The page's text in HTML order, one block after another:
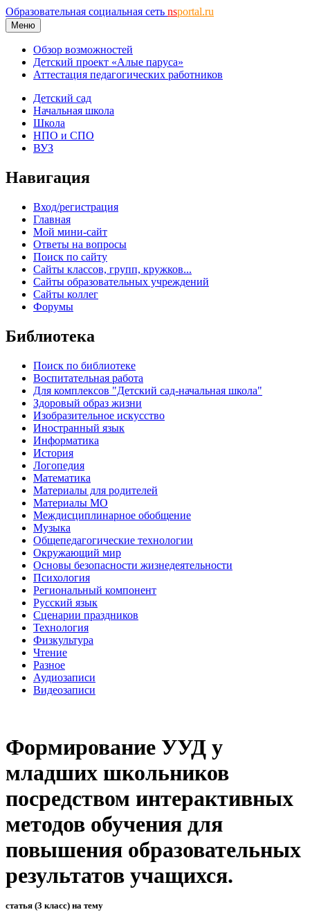
Образовательная социальная сеть nsportal.ru
Меню
Обзор возможностей
Детский проект «Алые паруса»
Аттестация педагогических работников
Детский сад
Начальная школа
Школа
НПО и СПО
ВУЗ
Навигация
Вход/регистрация
Главная
Мой мини-сайт
Ответы на вопросы
Поиск по сайту
Сайты классов, групп, кружков...
Сайты образовательных учреждений
Сайты коллег
Форумы
Библиотека
Поиск по библиотеке
Воспитательная работа
Для комплексов "Детский сад-начальная школа"
Здоровый образ жизни
Изобразительное искусство
Иностранный язык
Информатика
История
Логопедия
Математика
Материалы для родителей
Материалы МО
Междисциплинарное обобщение
Музыка
Общепедагогические технологии
Окружающий мир
Основы безопасности жизнедеятельности
Психология
Региональный компонент
Русский язык
Сценарии праздников
Технология
Физкультура
Чтение
Разное
Аудиозаписи
Видеозаписи
Формирование УУД у
младших школьников
посредством интерактивных
методов обучения для
повышения образовательных
результатов учащихся.
статья (3 класс) на тему